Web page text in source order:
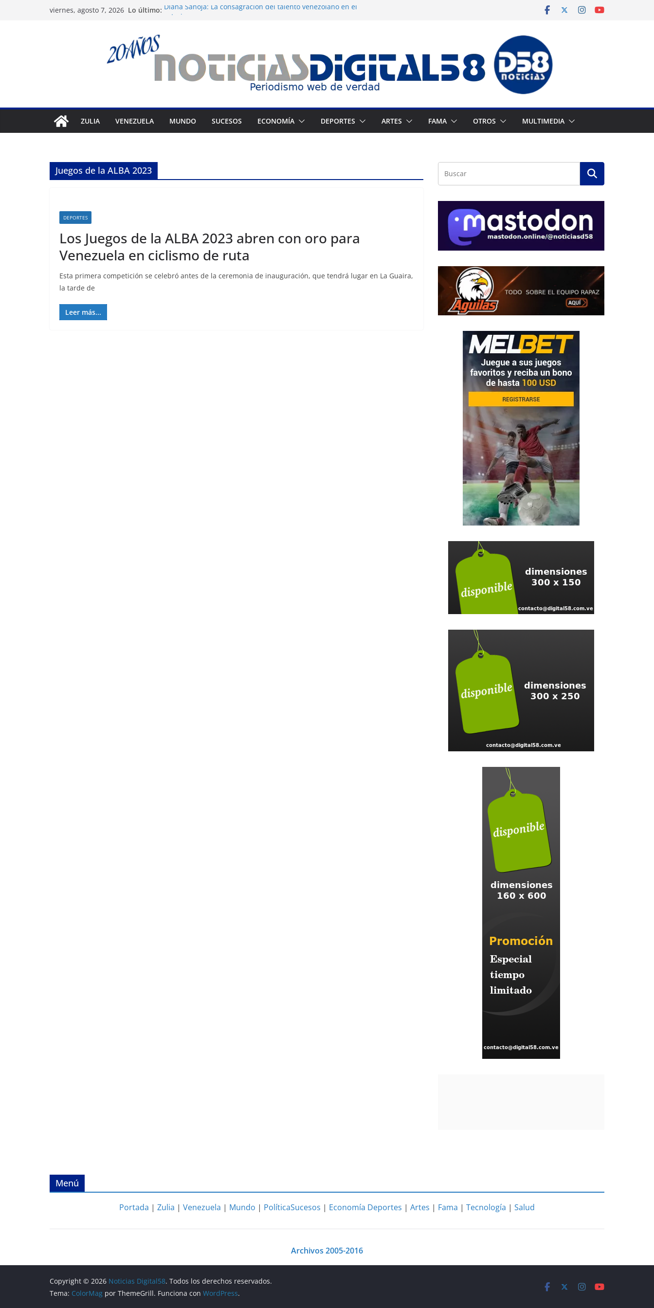
viernes, agosto 7, 2026 Lo último: Diana Sanoja: La consagración del talento venezolano en el
varios municipios
Nueva tienda de dermocosmética Vida Gloss abre en
Maracaibo
Liga FutVe: Rayo Zuliano busca redimirse en su feudo
ZULIA VENEZUELA MUNDO SUCESOS ECONOMÍA DEPORTES ARTES FAMA OTROS MULTIMEDIA
Juegos de la ALBA 2023
DEPORTES
Los Juegos de la ALBA 2023 abren con oro para
Venezuela en ciclismo de ruta
Esta primera competición se celebró antes de la ceremonia de inauguración, que tendrá lugar en La Guaira,
la tarde de
Leer más...
Menú
Portada | Zulia | Venezuela | Mundo | PolíticaSucesos | Economía Deportes | Artes | Fama | Tecnología | Salud
Archivos 2005-2016
Copyright © 2026 Noticias Digital58. Todos los derechos reservados.
Tema: ColorMag por ThemeGrill. Funciona con WordPress.